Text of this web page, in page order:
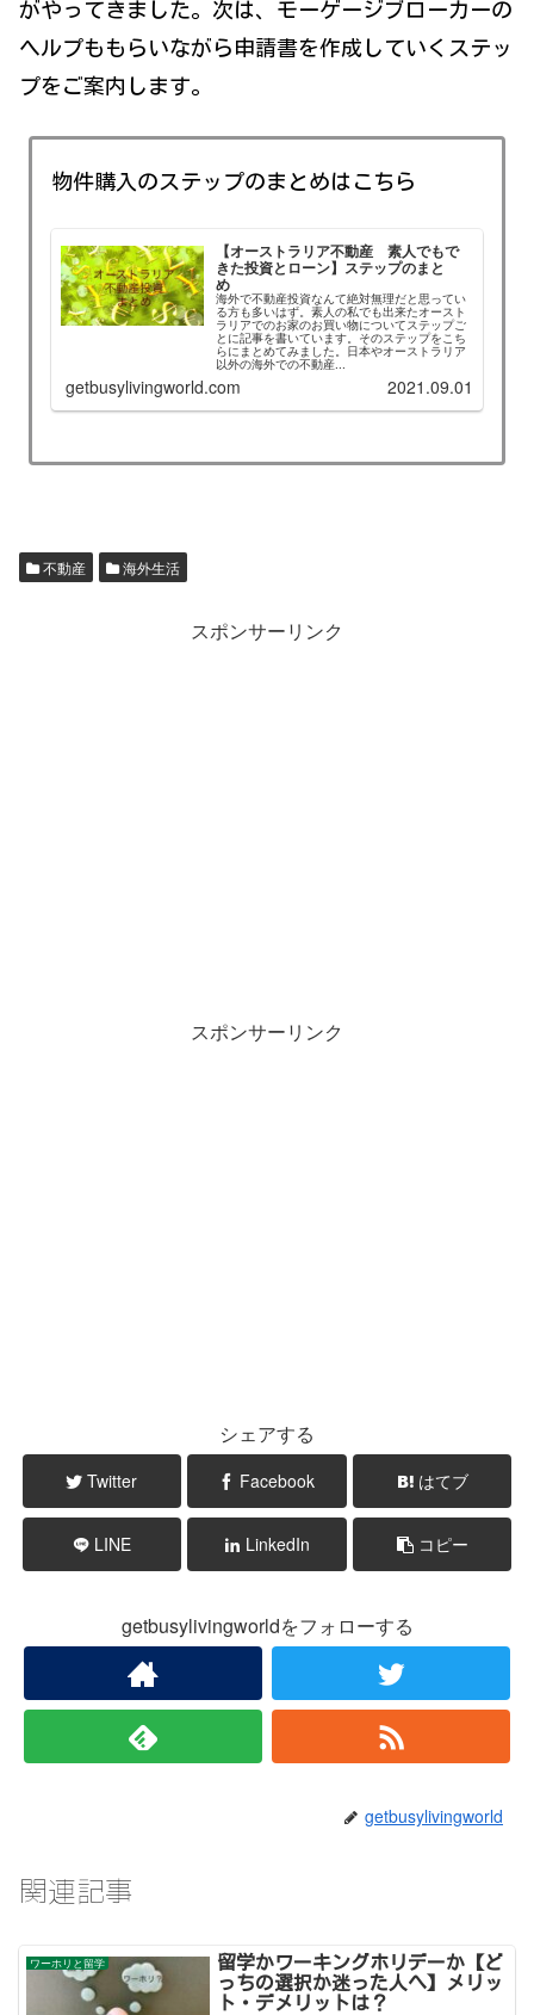
がやってきました。次は、モーゲージブローカーの
ヘルプももらいながら申請書を作成していくステッ
プをご案内します。
物件購入のステップのまとめはこちら
【オーストラリア不動産 素人でもで
きた投資とローン】ステップのまと
め
海外で不動産投資なんて絶対無理だと思ってい
る方も多いはず。素人の私でも出来たオースト
ラリアでのお家のお買い物についてステップご
とに記事を書いています。そのステップをこち
らにまとめてみました。日本やオーストラリア
以外の海外での不動産...
getbusylivingworld.com 2021.09.01
不動産 海外生活
スポンサーリンク
スポンサーリンク
シェアする
Twitter Facebook はてブ
LINE LinkedIn コピー
getbusylivingworldをフォローする
getbusylivingworld
関連記事
ワーホリと留学
留学かワーキングホリデーか【ど
っちの選択か迷った人へ】メリッ
ト・デメリットは？